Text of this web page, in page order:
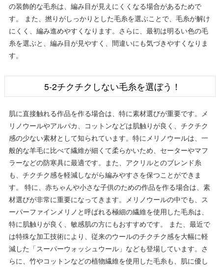
の装飾的な毛糸は、編み目が見えにくくなる場合があるためで
す。 また、撚りがしっかりとした毛糸を選ぶことで、毛糸が解け
にくく、編み進めやすくなります。さらに、最初は明るい色の毛
糸を選ぶと、編み目が見やすく、間違いにも気づきやすくなりま
す。
5-2チクチクしない毛糸を選ぼう！
肌に直接触れる作品を作る場合は、特に素材選びが重要です。メ
リノウールやアルパカ、コットンなどは肌触りが良く、チクチク
感の少ない素材として知られています。特にメリノウールは、一
般的な羊毛に比べて繊維が細くて柔らかいため、セーターやマフ
ラーなどの防寒具に最適です。また、アクリルとのブレンド糸
も、チクチク感を軽減しながら編みやすさを保つことができま
す。 特に、赤ちゃんや小さな子供のための作品を作る場合は、素
材選びが非常に重要になってきます。メリノウールの中でも、ス
ーパーファインメリノと呼ばれる極細の繊維を使用した毛糸は、
特に肌触りが良く、敏感肌の方にもおすすめです。 また、最近で
は特殊な加工技術により、従来のウールのチクチク感を大幅に軽
減した「スーパーウォッシュウール」なども登場しています。さ
らに、竹やコットンなどの植物繊維を使用した毛糸も、肌に優し